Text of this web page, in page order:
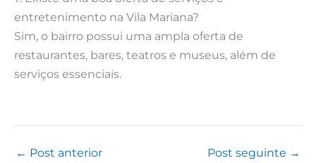
entretenimento na Vila Mariana?
Sim, o bairro possui uma ampla oferta de
restaurantes, bares, teatros e museus, além de
serviços essenciais.
← Post anterior Post seguinte →